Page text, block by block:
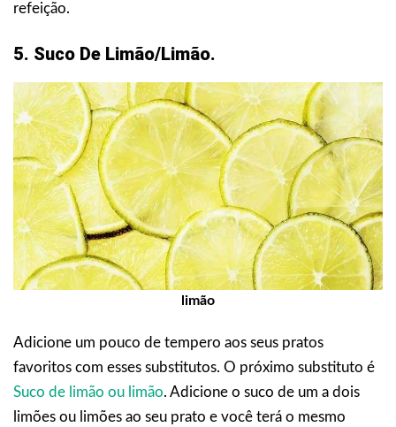
refeição.
5. Suco De Limão/limão.
limão
Adicione um pouco de tempero aos seus pratos
favoritos com esses substitutos. O próximo substituto é
Suco de limão ou limão. Adicione o suco de um a dois
limões ou limões ao seu prato e você terá o mesmo